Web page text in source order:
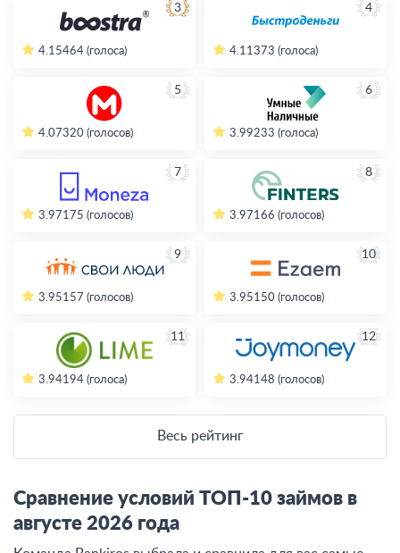
3
4.15464 (голоса)
4
4.11 373 (голоса)
5
4.07320 (голосов)
6
3.99233 (голоса)
7
3.97175 (голосов)
8
3.97166 (голосов)
9
3.95157 (голосов)
10
3.95150 (голосов)
11
3.94194 (голоса)
12
3.94148 (голосов)
Весь рейтинг
Сравнение условий ТОП-10 займов в
августе 2026 года